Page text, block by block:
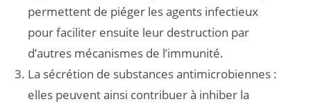
permettent de piéger les agents infectieux
pour faciliter ensuite leur destruction par
d’autres mécanismes de l’immunité.
La sécrétion de substances antimicrobiennes :
elles peuvent ainsi contribuer à inhiber la